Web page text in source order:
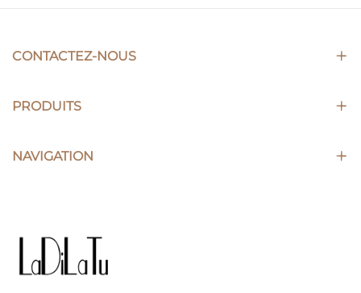
CONTACTEZ-NOUS
PRODUITS
NAVIGATION